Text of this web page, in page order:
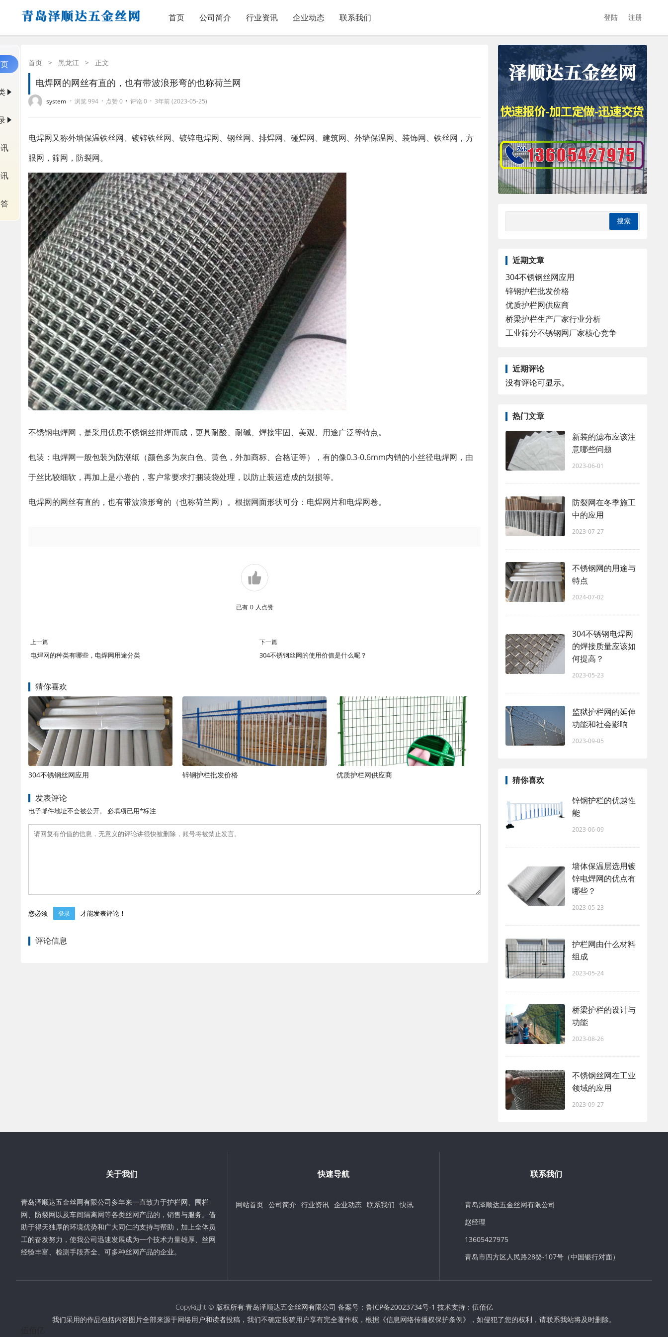
首页 公司简介 行业资讯 企业动态 联系我们 登陆 注册
首页 > 黑龙江 > 正文
电焊网的网丝有直的，也有带波浪形弯的也称荷兰网
system · 浏览 994 · 点赞 0 · 评论 0 · 3年前 (2023-05-25)
电焊网又称外墙保温铁丝网、镀锌铁丝网、镀锌电焊网、钢丝网、排焊网、碰焊网、建筑网、外墙保温网、装饰网、铁丝网，方
眼网，筛网，防裂网。
不锈钢电焊网，是采用优质不锈钢丝排焊而成，更具耐酸、耐碱、焊接牢固、美观、用途广泛等特点。
包装：电焊网一般包装为防潮纸（颜色多为灰白色、黄色，外加商标、合格证等），有的像0.3-0.6mm内销的小丝径电焊网，由
于丝比较细软，再加上是小卷的，客户常要求打捆装袋处理，以防止装运造成的划损等。
电焊网的网丝有直的，也有带波浪形弯的（也称荷兰网）。根据网面形状可分：电焊网片和电焊网卷。
已有 0 人点赞
上一篇
电焊网的种类有哪些，电焊网用途分类
下一篇
304不锈钢丝网的使用价值是什么呢？
猜你喜欢
304不锈钢丝网应用 锌钢护栏批发价格 优质护栏网供应商
发表评论
电子邮件地址不会被公开。 必填项已用*标注
您必须 登录 才能发表评论！
评论信息
近期文章
304不锈钢丝网应用
锌钢护栏批发价格
优质护栏网供应商
桥梁护栏生产厂家行业分析
工业筛分不锈钢网厂家核心竞争
近期评论
没有评论可显示。
热门文章
新装的滤布应该注
意哪些问题
2023-06-01
防裂网在冬季施工
中的应用
2023-07-27
不锈钢网的用途与
特点
2024-07-02
304不锈钢电焊网
的焊接质量应该如
何提高？
2023-05-23
监狱护栏网的延伸
功能和社会影响
2023-09-05
猜你喜欢
锌钢护栏的优越性
能
2023-06-09
墙体保温层选用镀
锌电焊网的优点有
哪些？
2023-05-23
护栏网由什么材料
组成
2023-05-24
桥梁护栏的设计与
功能
2023-08-26
不锈钢丝网在工业
领域的应用
2023-09-27
关于我们
青岛泽顺达五金丝网有限公司多年来一直致力于护栏网、围栏
网、防裂网以及车间隔离网等各类丝网产品的，销售与服务。借
助于得天独厚的环境优势和广大同仁的支持与帮助，加上全体员
工的奋发努力，使我公司迅速发展成为一个技术力量雄厚、丝网
经验丰富、检测手段齐全、可多种丝网产品的企业。
快速导航
网站首页 公司简介 行业资讯 企业动态 联系我们 快讯
联系我们
青岛泽顺达五金丝网有限公司
赵经理
13605427975
青岛市四方区人民路28癸-107号（中国银行对面）
CopyRight © 版权所有:青岛泽顺达五金丝网有限公司 备案号： 鲁ICP备20023734号-1 技术支持： 伍佰亿
我们采用的作品包括内容图片全部来源于网络用户和读者投稿，我们不确定投稿用户享有完全著作权，根据《信息网络传播权保护条例》，如侵犯了您的权利，请联系我站将及时删除。